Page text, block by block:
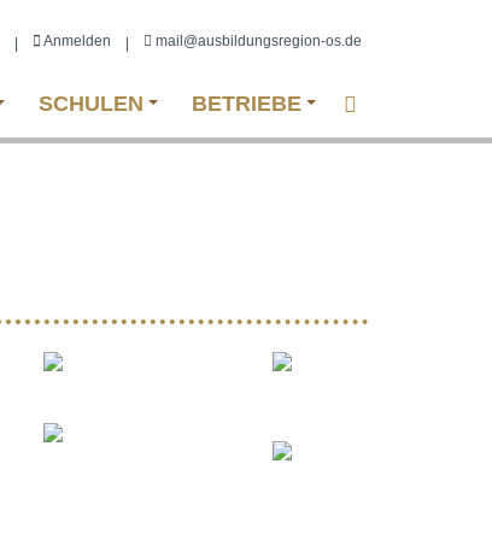
Anmelden mail@ausbildungsregion-os.de
SCHULEN BETRIEBE